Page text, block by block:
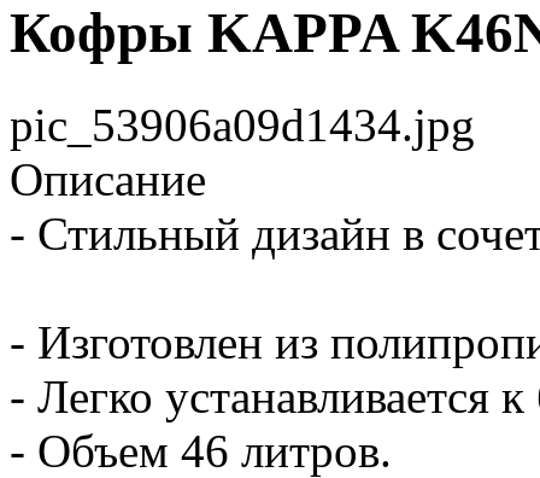
Кофры KAPPA
pic_53906a09d1434.jpg
Описание
- Стильный дизайн в
- Изготовлен из
- Легко устанавливается
- Объем 46 литров.